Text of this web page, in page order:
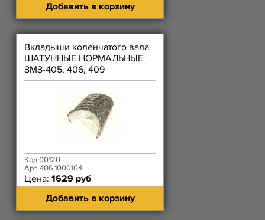
Добавить в корзину
Вкладыши коленчатого вала
ШАТУННЫЕ НОРМАЛЬНЫЕ
ЗМЗ-405, 406, 409
Код 00120
Арт. 406.1000104
Цена: 1629 руб
Добавить в корзину